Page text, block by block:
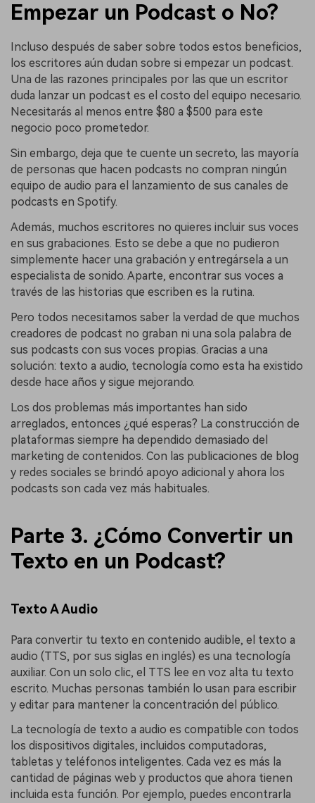
Empezar un Podcast o No?
Incluso después de saber sobre todos estos beneficios,
los escritores aún dudan sobre si empezar un podcast.
Una de las razones principales por las que un escritor
duda lanzar un podcast es el costo del equipo necesario.
Necesitarás al menos entre $80 a $500 para este
negocio poco prometedor.
Sin embargo, deja que te cuente un secreto, las mayoría
de personas que hacen podcasts no compran ningún
equipo de audio para el lanzamiento de sus canales de
podcasts en Spotify.
Además, muchos escritores no quieres incluir sus voces
en sus grabaciones. Esto se debe a que no pudieron
simplemente hacer una grabación y entregársela a un
especialista de sonido. Aparte, encontrar sus voces a
través de las historias que escriben es la rutina.
Pero todos necesitamos saber la verdad de que muchos
creadores de podcast no graban ni una sola palabra de
sus podcasts con sus voces propias. Gracias a una
solución: texto a audio, tecnología como esta ha existido
desde hace años y sigue mejorando.
Los dos problemas más importantes han sido
arreglados, entonces ¿qué esperas? La construcción de
plataformas siempre ha dependido demasiado del
marketing de contenidos. Con las publicaciones de blog
y redes sociales se brindó apoyo adicional y ahora los
podcasts son cada vez más habituales.
Parte 3. ¿Cómo Convertir un
Texto en un Podcast?
Texto A Audio
Para convertir tu texto en contenido audible, el texto a
audio (TTS, por sus siglas en inglés) es una tecnología
auxiliar. Con un solo clic, el TTS lee en voz alta tu texto
escrito. Muchas personas también lo usan para escribir
y editar para mantener la concentración del público.
La tecnología de texto a audio es compatible con todos
los dispositivos digitales, incluidos computadoras,
tabletas y teléfonos inteligentes. Cada vez es más la
cantidad de páginas web y productos que ahora tienen
incluida esta función. Por ejemplo, puedes encontrarla